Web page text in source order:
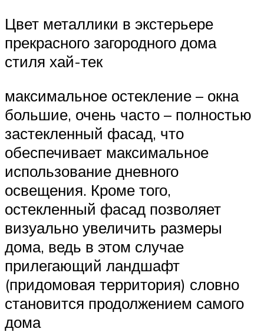
Цвет металлики в экстерьере
прекрасного загородного дома
стиля хай-тек
максимальное остекление – окна
большие, очень часто – полностью
застекленный фасад, что
обеспечивает максимальное
использование дневного
освещения. Кроме того,
остекленный фасад позволяет
визуально увеличить размеры
дома, ведь в этом случае
прилегающий ландшафт
(придомовая территория) словно
становится продолжением самого
дома